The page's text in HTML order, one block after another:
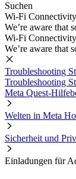
Suchen
Wi-Fi
We’re aware that
Wi-Fi
We’re aware that
Troubleshooting
Troubleshooting
Meta Quest-
Welten in Meta
Sicherheit und
Einladungen für